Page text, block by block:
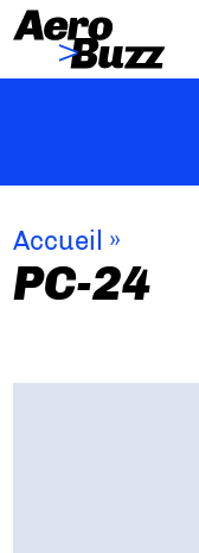
Accueil »
PC-24